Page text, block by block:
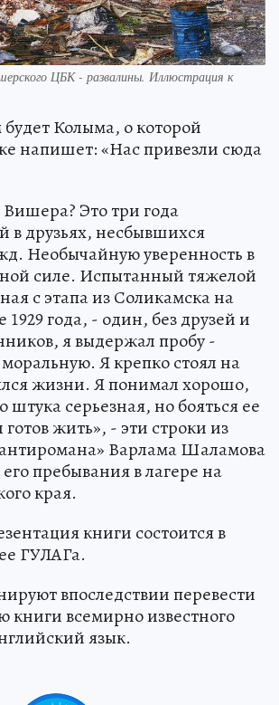
ЦБК - развалины. Иллюстрация к
Колыма, о которой
напишет: «Нас привезли сюда
Это три года
в друзьях, несбывшихся
Необычайную уверенность в
силе. Испытанный тяжелой
с этапа из Соликамска на
1929 года, - один, без друзей и
я выдержал пробу -
Я крепко стоял на
жизни. Я понимал хорошо,
штука серьезная, но бояться ее
жить», - эти строки из
Варлама Шаламова
пребывания в лагере на
края.
книги состоится в
ГУЛАГа.
впоследствии перевести
книги всемирно известного
язык.